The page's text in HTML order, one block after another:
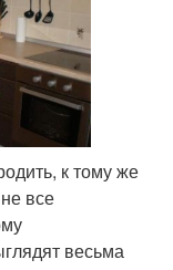
к тому же
все
весьма